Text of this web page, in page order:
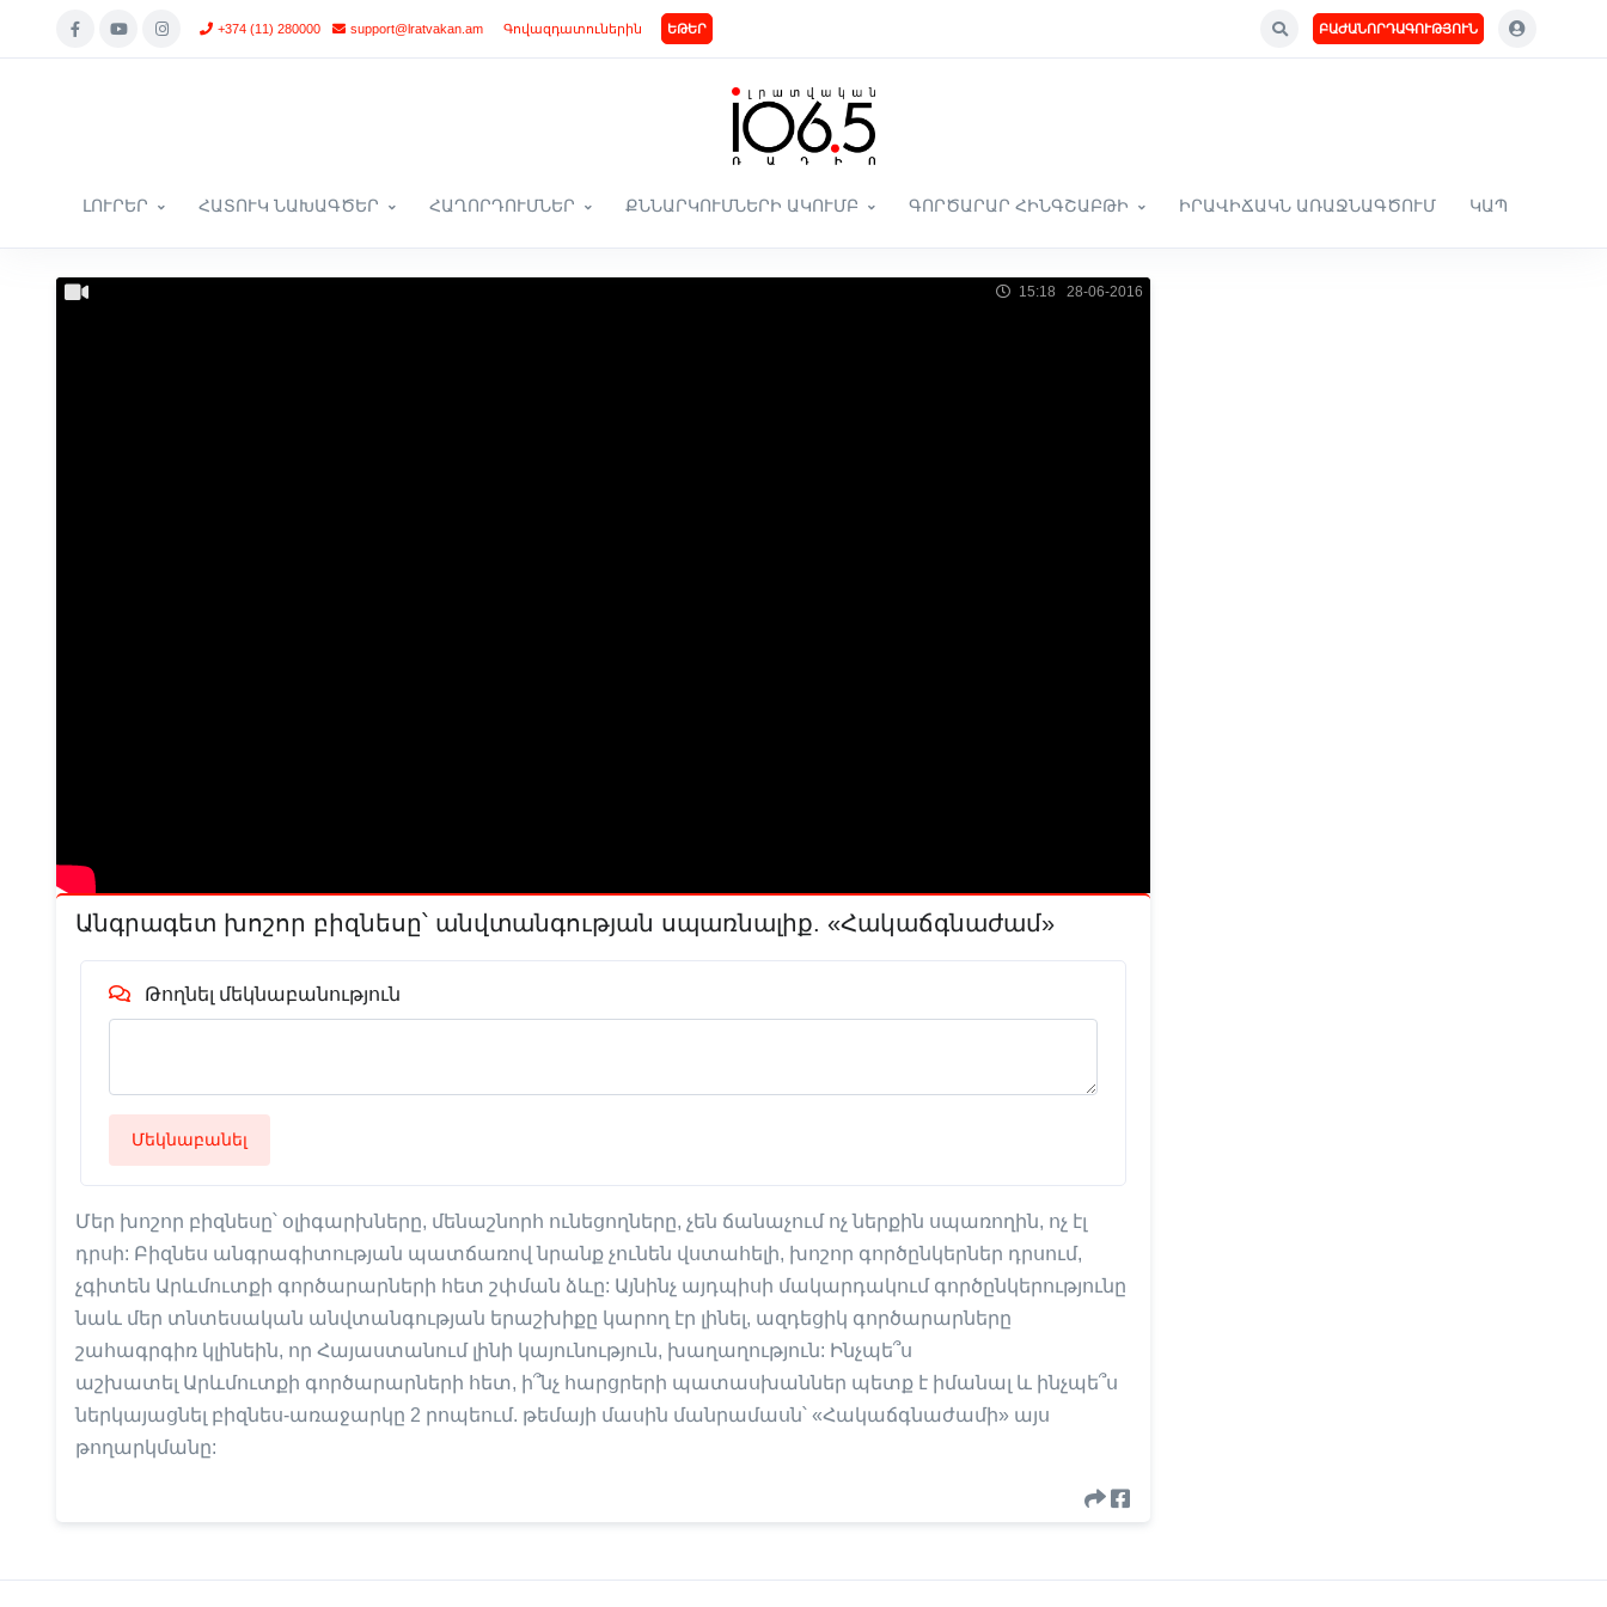
+374 (11) 280000 support@lratvakan.am Գովազդատուներին ԵԹԵՐ ԲԱԺԱՆՈՐԴԱԳՈՒԹՅՈՒՆ
ԼՈՒՐԵՐ ՀԱՏՈՒԿ ՆԱԽԱԳԾԵՐ ՀԱՂՈՐԴՈՒՄՆԵՐ ՔՆՆԱՐԿՈՒՄՆԵՐԻ ԱԿՈՒՄԲ ԳՈՐԾԱՐԱՐ ՀԻՆԳՇԱԲԹԻ ԻՐԱՎԻՃԱԿՆ ԱՌԱՋՆԱԳԾՈՒՄ ԿԱՊ
15:18 28-06-2016
Անգրագետ խոշոր բիզնեսը՝ անվտանգության սպառնալիք. «Հակաճգնաժամ»
Թողնել մեկնաբանություն
Մեկնաբանել
Մեր խոշոր բիզնեսը՝ օլիգարխները, մենաշնորհ ունեցողները, չեն ճանաչում ոչ ներքին սպառողին, ոչ էլ
դրսի: Բիզնես անգրագիտության պատճառով նրանք չունեն վստահելի, խոշոր գործընկերներ դրսում,
չգիտեն Արևմուտքի գործարարների հետ շփման ձևը: Այնինչ այդպիսի մակարդակում գործընկերությունը
նաև մեր տնտեսական անվտանգության երաշխիքը կարող էր լինել, ազդեցիկ գործարարները
շահագրգիռ կլինեին, որ Հայաստանում լինի կայունություն, խաղաղություն: Ինչպե՞ս
աշխատել Արևմուտքի գործարարների հետ, ի՞նչ հարցրերի պատասխաններ պետք է իմանալ և ինչպե՞ս
ներկայացնել բիզնես-առաջարկը 2 րոպեում. թեմայի մասին մանրամասն՝ «Հակաճգնաժամի» այս
թողարկմանը: